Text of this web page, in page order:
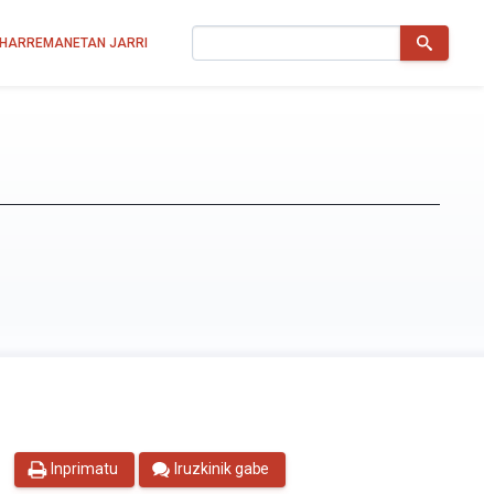
HARREMANETAN JARRI
Inprimatu Iruzkinik gabe